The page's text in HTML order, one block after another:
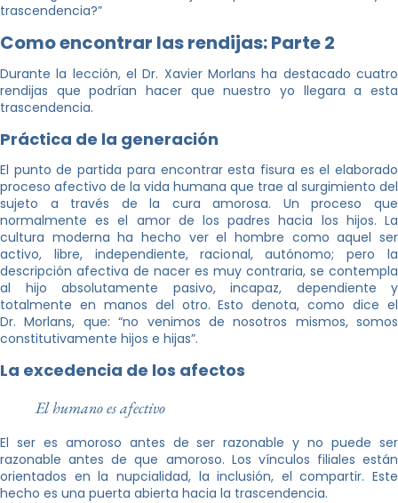
trascendencia?”
Como encontrar las rendijas: Parte 2
Durante la lección, el Dr. Xavier Morlans ha destacado cuatro
rendijas que podrían hacer que nuestro yo llegara a esta
trascendencia.
Práctica de la generación
El punto de partida para encontrar esta fisura es el elaborado
proceso afectivo de la vida humana que trae al surgimiento del
sujeto a través de la cura amorosa. Un proceso que
normalmente es el amor de los padres hacia los hijos. La
cultura moderna ha hecho ver el hombre como aquel ser
activo, libre, independiente, racional, autónomo; pero la
descripción afectiva de nacer es muy contraria, se contempla
al hijo absolutamente pasivo, incapaz, dependiente y
totalmente en manos del otro. Esto denota, como dice el
Dr. Morlans, que: “no venimos de nosotros mismos, somos
constitutivamente hijos e hijas”.
La excedencia de los afectos
El humano es afectivo
El ser es amoroso antes de ser razonable y no puede ser
razonable antes de que amoroso. Los vínculos filiales están
orientados en la nupcialidad, la inclusión, el compartir. Este
hecho es una puerta abierta hacia la trascendencia.